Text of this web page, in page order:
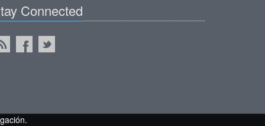
Connected